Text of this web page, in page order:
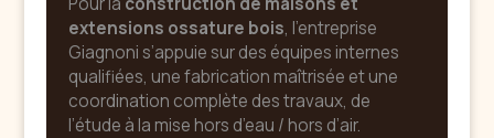
extensions ossature bois, l'entreprise
Giagnoni s’appuie sur des équipes internes
qualifiées, une fabrication maîtrisée et une
coordination complète des travaux, de
l’étude à la mise hors d’eau / hors d’air.